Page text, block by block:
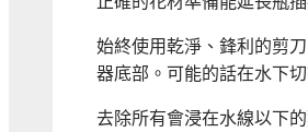
始終使用乾淨、鋒利的剪
器底部。可能的話在水下
去除所有會浸在水線以下